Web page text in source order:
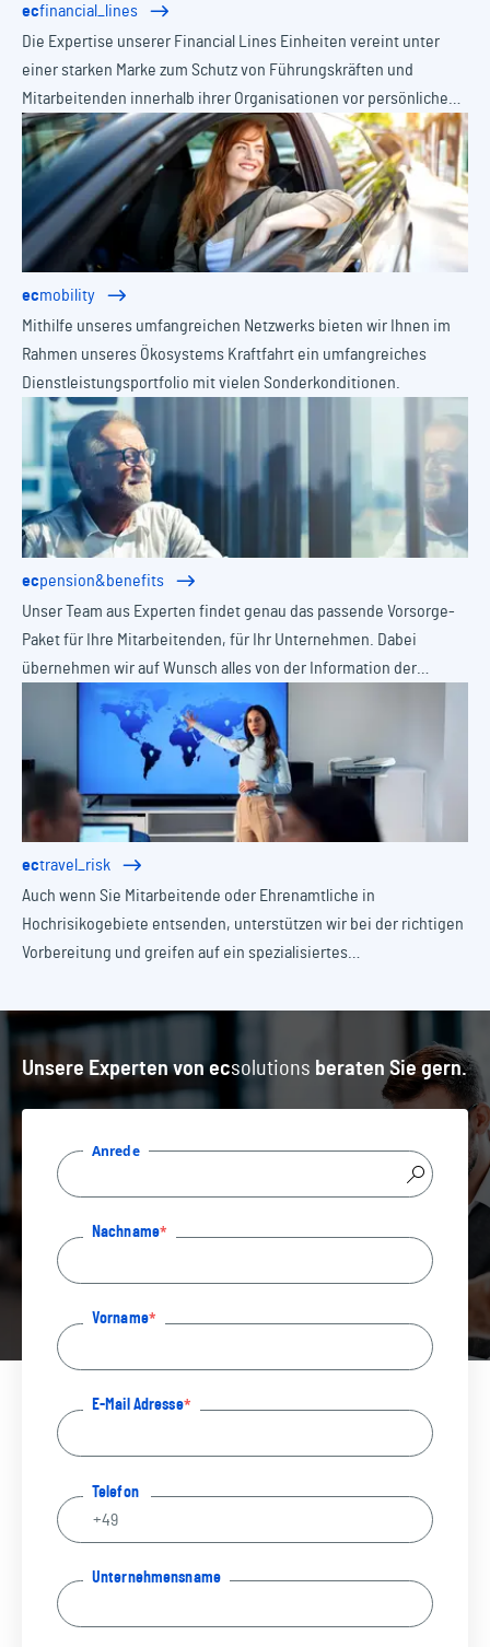
ecfinancial_lines
Die Expertise unserer Financial Lines Einheiten vereint unter
einer starken Marke zum Schutz von Führungskräften und
Mitarbeitenden innerhalb ihrer Organisationen vor persönlichen
Haftungsrisiken, Vermögensschäden und komplexen
regulatorischen Anforderungen.
ecmobility
Mithilfe unseres umfangreichen Netzwerks bieten wir Ihnen im
Rahmen unseres Ökosystems Kraftfahrt ein umfangreiches
Dienstleistungsportfolio mit vielen Sonderkonditionen.
ecpension&benefits
Unser Team aus Experten findet genau das passende Vorsorge-
Paket für Ihre Mitarbeitenden, für Ihr Unternehmen. Dabei
übernehmen wir auf Wunsch alles von der Information der
Belegschaft bis zur Verwaltung für Sie.
ectravel_risk
Auch wenn Sie Mitarbeitende oder Ehrenamtliche in
Hochrisikogebiete entsenden, unterstützen wir bei der richtigen
Vorbereitung und greifen auf ein spezialisiertes
jederzeit verfügbar ist.
Unsere Experten vonecsolutions beraten Sie gern.
Anrede
Nachname
Vorname
E-Mail Adresse
Telefon
Unternehmensname